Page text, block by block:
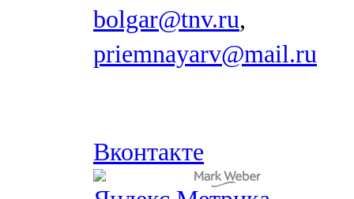
bolgar@tnv.ru,
priemnayarv@mail.ru
Вконтакте